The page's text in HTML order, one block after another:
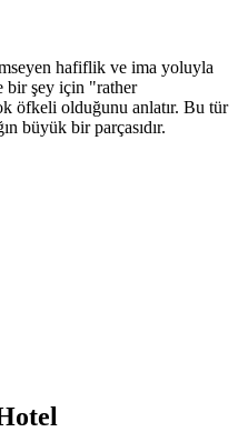
hafiflik ve ima yoluyla
bir şey için "rather
öfkeli olduğunu anlatır. Bu tür
büyük bir parçasıdır.